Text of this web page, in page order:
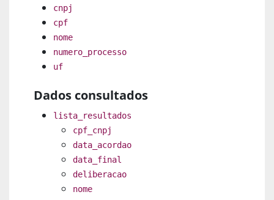
cnpj
cpf
nome
numero_processo
uf
Dados consultados
lista_resultados
cpf_cnpj
data_acordao
data_final
deliberacao
nome